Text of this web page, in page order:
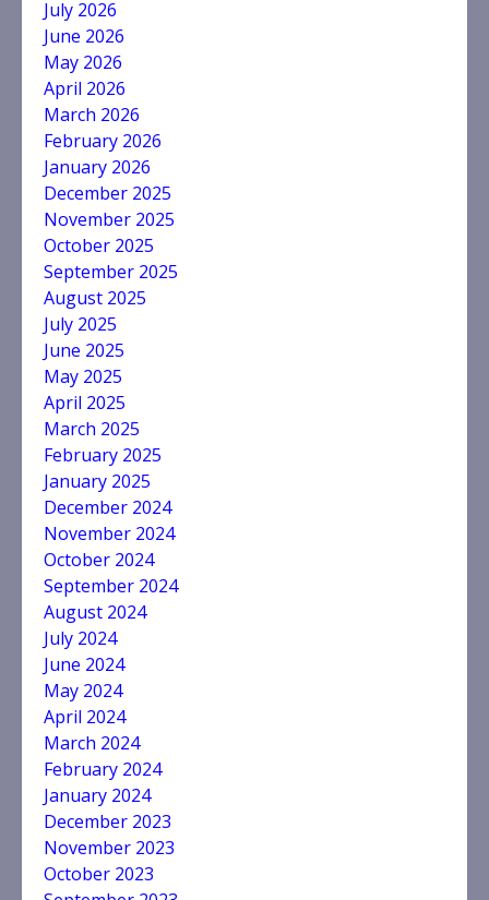
July 2026
June 2026
May 2026
April 2026
March 2026
February 2026
January 2026
December 2025
November 2025
October 2025
September 2025
August 2025
July 2025
June 2025
May 2025
April 2025
March 2025
February 2025
January 2025
December 2024
November 2024
October 2024
September 2024
August 2024
July 2024
June 2024
May 2024
April 2024
March 2024
February 2024
January 2024
December 2023
November 2023
October 2023